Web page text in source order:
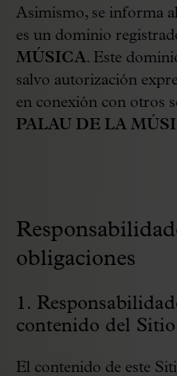
Asimismo, se informa
es un dominio
MÚSICA. Este
salvo autorización
en conexión con otros
PALAU DE LA
obligaciones
1.
contenido del Sitio
El contenido de este